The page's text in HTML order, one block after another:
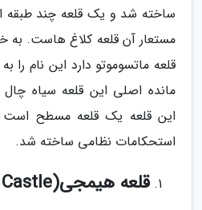
ساخته شد و یک قلعه چند
مستعار آن قلعه کلاغ هاست. به
قلعه ماتسوموتو دارد این نام را
مانده اصلی این قلعه سیاه
این قلعه یک قلعه مسطح است
استحکامات نظامی ساخته شد.
قلعه هیمجی(Himeji Castle):